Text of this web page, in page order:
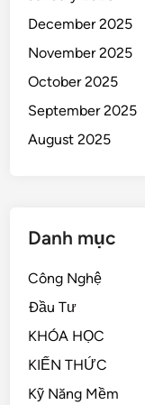
December 2025
November 2025
October 2025
September 2025
August 2025
Danh mục
Công Nghệ
Đầu Tư
KHÓA HỌC
KIẾN THỨC
Kỹ Năng Mềm